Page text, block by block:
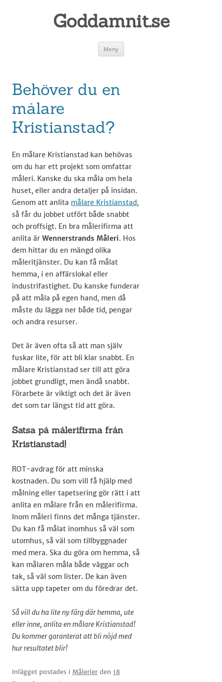
Goddamnit.se
Meny
Behöver du en
målare
Kristianstad?
En målare Kristianstad kan behövas
om du har ett projekt som omfattar
måleri. Kanske du ska måla om hela
huset, eller andra detaljer på insidan.
Genom att anlita målare Kristianstad,
så får du jobbet utfört både snabbt
och proffsigt. En bra målerifirma att
anlita är Wennerstrands Måleri. Hos
dem hittar du en mängd olika
måleritjänster. Du kan få målat
hemma, i en affärslokal eller
industrifastighet. Du kanske funderar
på att måla på egen hand, men då
måste du lägga ner både tid, pengar
och andra resurser.
Det är även ofta så att man själv
fuskar lite, för att bli klar snabbt. En
målare Kristianstad ser till att göra
jobbet grundligt, men ändå snabbt.
Förarbete är viktigt och det är även
det som tar längst tid att göra.
Satsa på målerifirma från
Kristianstad!
ROT-avdrag för att minska
kostnaden. Du som vill få hjälp med
målning eller tapetsering gör rätt i att
anlita en målare från en målerifirma.
Inom måleri finns det många tjänster.
Du kan få målat inomhus så väl som
utomhus, så väl som tillbyggnader
med mera. Ska du göra om hemma, så
kan målaren måla både väggar och
tak, så väl som lister. De kan även
sätta upp tapeter om du föredrar det.
Så vill du ha lite ny färg där hemma, ute
eller inne, anlita en målare Kristianstad!
Du kommer garanterat att bli nöjd med
hur resultatet blir!​
Inlägget postades i Målerier den 18